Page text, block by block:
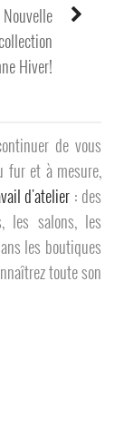
Nouvelle
collection
Hiver!
de vous
fur et à mesure,
d'atelier : des
les salons, les
les boutiques
toute son